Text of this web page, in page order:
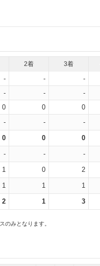
2着 3着
- - -
- - -
0 0 0
- - -
0 0 0
- - -
1 0 2
1 1 1
2 1 3
のみとなります。